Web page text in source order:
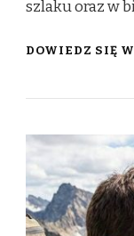
szlaku oraz w
DOWIEDZ SIĘ